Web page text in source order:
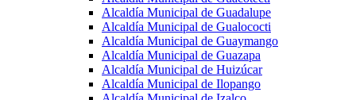
Alcaldía Municipal de Guadalupe
Alcaldía Municipal de Gualococti
Alcaldía Municipal de Guaymango
Alcaldía Municipal de Guazapa
Alcaldía Municipal de Huizúcar
Alcaldía Municipal de Ilopango